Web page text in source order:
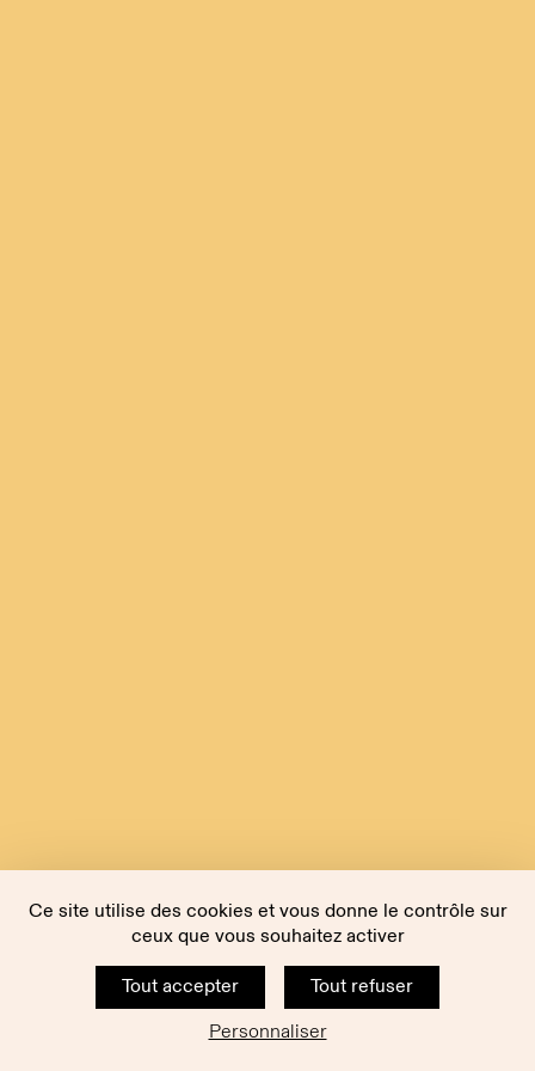
Ce site utilise des cookies et vous donne le contrôle sur
ceux que vous souhaitez activer
Tout accepter
Tout refuser
Personnaliser